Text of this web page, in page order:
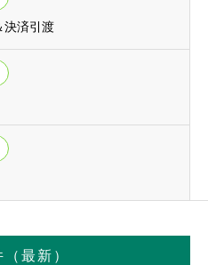
済引渡
最新）